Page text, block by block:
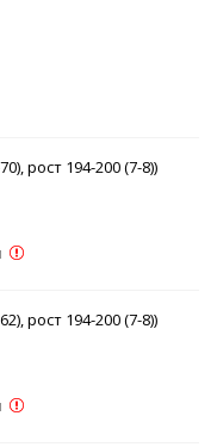
рост 194-200 (7-8))
рост 194-200 (7-8))